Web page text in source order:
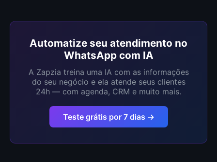
Automatize seu atendimento no
WhatsApp com IA
A Zapzia treina uma IA com as informações
do seu negócio e ela atende seus clientes
24h — com agenda, CRM e muito mais.
Teste grátis por 7 dias →